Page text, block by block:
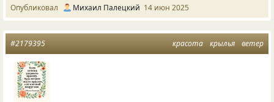
Опубликовал Михаил Палецкий 14 июн 2025
красота крылья ветер
#2179395